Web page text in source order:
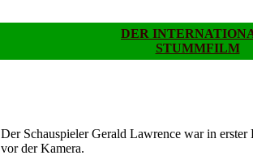
DER
STUMMFILM
Der Schauspieler Gerald Lawrence war in
vor der Kamera.